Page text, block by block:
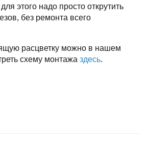
этого надо просто открутить
без ремонта всего
расцветку можно в нашем
схему монтажа здесь.